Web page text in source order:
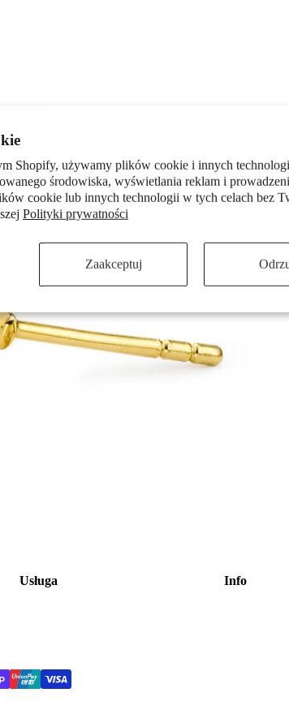
Shopify, używamy plików cookie i innych
środowiska, wyświetlania reklam i
cookie lub innych technologii w tych celach bez
Polityki prywatności
Zaakceptuj
Usługa Info